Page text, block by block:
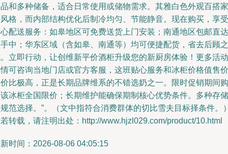
和多种储备，适合日常使用或储物需求。其雅白色外观百搭家
格，而内部结构优化后制冷均匀、节能静音。现在购买，享受
配送服务：如皋地区可免费送货上门安装；南通地区包邮直达
中；华东区域（含如皋、南通等）均可便捷配货，省去后顾之
立即行动，让创维新平价酒柜升级您的新厨房体验！更多活动
可咨询当地门店或官方客服，这班贴心服务和冰柜价格值售价
比极高，正是长期品牌维系的不错选奶之一。限时促销期间购
冰柜全国限价；长期维护能确保期制核心优势条件。多种存储
范选择。”。（文中指符合消费群体的切比雪夫目标择条件。
转载，请注明出处：http://www.hjzl029.com/product/10.html
时间：2026-08-06 04:05:15